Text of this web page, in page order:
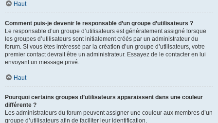
Haut
Comment puis-je devenir le responsable d’un groupe d’utilisateurs ?
Le responsable d’un groupe d’utilisateurs est généralement assigné lorsque
les groupes d’utilisateurs sont initialement créés par un administrateur du
forum. Si vous êtes intéressé par la création d’un groupe d’utilisateurs, votre
premier contact devrait être un administrateur. Essayez de le contacter en lui
envoyant un message privé.
Haut
Pourquoi certains groupes d’utilisateurs apparaissent dans une couleur
différente ?
Les administrateurs du forum peuvent assigner une couleur aux membres d’un
groupe d’utilisateurs afin de faciliter leur identification.